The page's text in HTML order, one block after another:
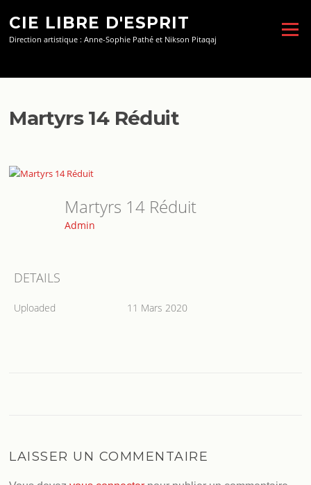
contenu
CIE LIBRE D'ESPRIT
Direction artistique : Anne-Sophie Pathé et Nikson Pitaqaj
Menu
Martyrs 14 Réduit
Martyrs 14 Réduit
Admin
DETAILS
Uploaded 11 Mars 2020
LAISSER UN COMMENTAIRE